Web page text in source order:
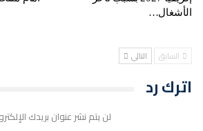
الأشغال…
السابق التالي
اترك رد
لن يتم نشر عنوان بريدك